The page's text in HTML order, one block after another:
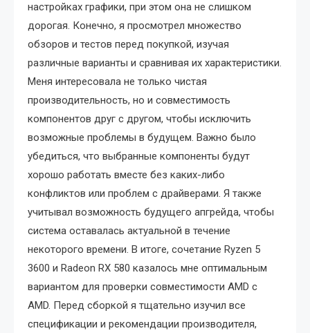
настройках графики, при этом она не слишком
дорогая. Конечно, я просмотрел множество
обзоров и тестов перед покупкой, изучая
различные варианты и сравнивая их характеристики.
Меня интересовала не только чистая
производительность, но и совместимость
компонентов друг с другом, чтобы исключить
возможные проблемы в будущем. Важно было
убедиться, что выбранные компоненты будут
хорошо работать вместе без каких-либо
конфликтов или проблем с драйверами. Я также
учитывал возможность будущего апгрейда, чтобы
система оставалась актуальной в течение
некоторого времени. В итоге, сочетание Ryzen 5
3600 и Radeon RX 580 казалось мне оптимальным
вариантом для проверки совместимости AMD с
AMD. Перед сборкой я тщательно изучил все
спецификации и рекомендации производителя,